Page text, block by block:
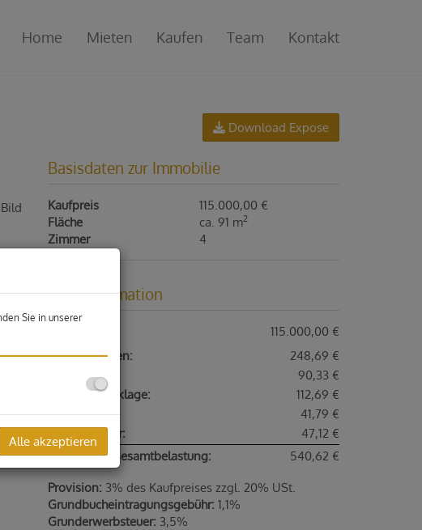
Home Mieten Kaufen Team Kontakt
Download Expose
Basisdaten zur Immobilie
Kaufpreis
115.000,00 €
Fläche
ca. 91 m2
Zimmer 4
Preisinformation
115.000,00 €
Betriebskosten:
248,69 €
Heizkosten:
90,33 €
Reparaturrücklage:
112,69 €
Sonstiges:
41,79 €
Umsatzsteuer:
47,12 €
monatliche Gesamtbelastung:
540,62 €
Provision: 3% des Kaufpreises zzgl. 20% USt.
Grundbucheintragungsgebühr: 1,1%
Grunderwerbsteuer: 3,5%
Sie in unserer
Alle akzeptieren